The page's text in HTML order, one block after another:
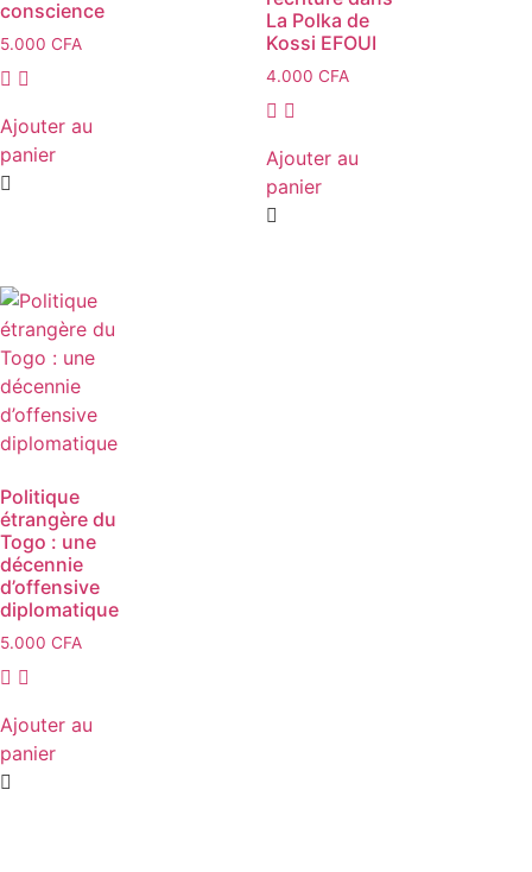
conscience
5.000 CFA
Ajouter au
panier
La Polka de
Kossi EFOUI
4.000 CFA
Ajouter au
panier
Politique
étrangère du
Togo : une
décennie
d’offensive
diplomatique
5.000 CFA
Ajouter au
panier